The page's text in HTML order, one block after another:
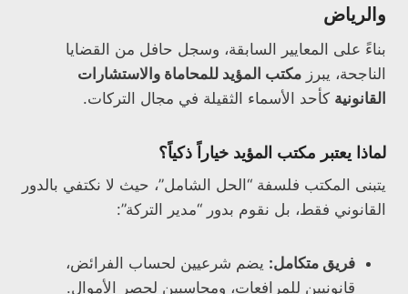
والرياض
بناءً على المعايير السابقة، وسجل حافل من القضايا
الناجحة، يبرز مكتب المؤيد للمحاماة والاستشارات
القانونية كأحد الأسماء الثقيلة في مجال التركات.
لماذا يعتبر مكتب المؤيد خياراً ذكياً؟
يتبنى المكتب فلسفة “الحل الشامل”، حيث لا نكتفي بالدور
القانوني فقط، بل نقوم بدور “مدير التركة”:
فريق متكامل: يضم شرعيين لحساب الفرائض،
قانونيين للمرافعات، ومحاسبين لحصر الأموال.